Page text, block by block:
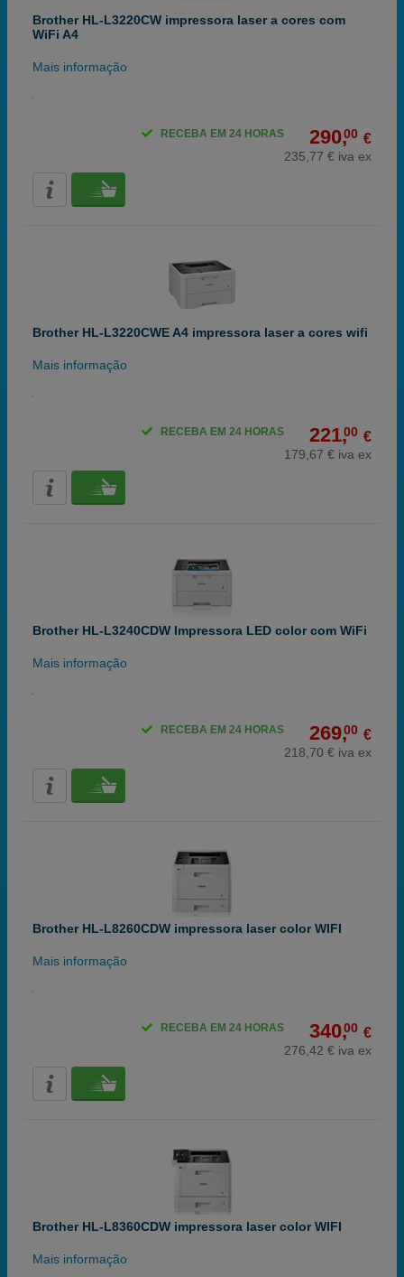
Brother HL-L3220CW impressora laser a cores com
WiFi A4
Mais informação
290,00 €
235,77 € iva ex
RECEBA EM 24 HORAS
Brother HL-L3220CWE A4 impressora laser a cores wifi
Mais informação
221,00 €
179,67 € iva ex
RECEBA EM 24 HORAS
Brother HL-L3240CDW Impressora LED color com WiFi
Mais informação
269,00 €
218,70 € iva ex
RECEBA EM 24 HORAS
Brother HL-L8260CDW impressora laser color WIFI
Mais informação
340,00 €
276,42 € iva ex
RECEBA EM 24 HORAS
Brother HL-L8360CDW impressora laser color WIFI
Mais informação